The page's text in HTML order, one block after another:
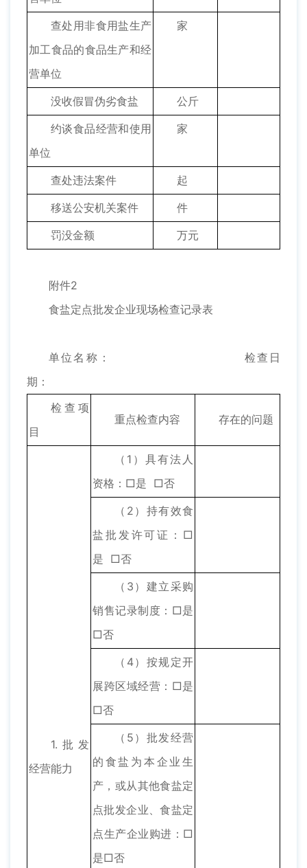
查处用非食用盐生产
加工食品的食品生产和经
营单位
家
没收假冒伪劣食盐
公斤
约谈食品经营和使用
单位
家
查处违法案件
起
移送公安机关案件
件
罚没金额
万元
附件2
食盐定点批发企业现场检查记录表
单位名称： 检查日
期：
检查项
目
重点检查内容 存在的问题
1.批发
经营能力
（1）具有法人
资格：□是 □否
（2）持有效食
盐批发许可证：□
是 □否
（3）建立采购
销售记录制度：□是
□否
（4）按规定开
展跨区域经营：□是
□否
（5）批发经营
的食盐为本企业生
产，或从其他食盐定
点批发企业、食盐定
点生产企业购进：□
是□否